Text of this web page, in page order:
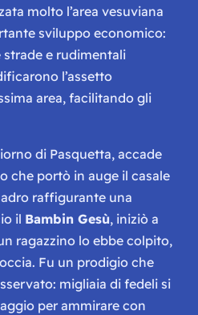
molto l’area vesuviana
sviluppo economico:
e rudimentali
l’assetto
area, facilitando gli
di Pasquetta, accade
che portò in auge il casale
raffigurante una
il Bambin Gesù, iniziò a
ragazzino lo ebbe colpito,
Fu un prodigio che
migliaia di fedeli si
per ammirare con